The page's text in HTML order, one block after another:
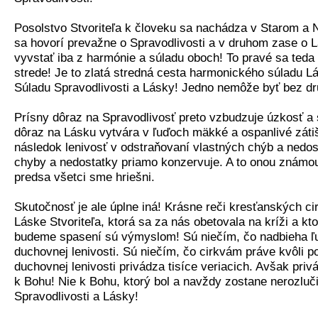
Posolstvo Stvoriteľa k človeku sa nachádza v Starom a
sa hovorí prevažne o Spravodlivosti a v druhom zase o
vyvstať iba z harmónie a súladu oboch! To pravé sa
strede! Je to zlatá stredná cesta harmonického súladu
Súladu Spravodlivosti a Lásky! Jedno nemôže byť bez
Prísny dôraz na Spravodlivosť preto vzbudzuje úzkosť
dôraz na Lásku vytvára v ľuďoch mäkké a ospanlivé
následok lenivosť v odstraňovaní vlastných chýb a
chyby a nedostatky priamo konzervuje. A to onou
predsa všetci sme hriešni.
Skutočnosť je ale úplne iná! Krásne reči kresťanských
Láske Stvoriteľa, ktorá sa za nás obetovala na kríži a
budeme spasení sú výmyslom! Sú niečím, čo nadbieha
duchovnej lenivosti. Sú niečím, čo cirkvám práve kvôli
duchovnej lenivosti privádza tisíce veriacich. Avšak
k Bohu! Nie k Bohu, ktorý bol a navždy zostane
Spravodlivosti a Lásky!